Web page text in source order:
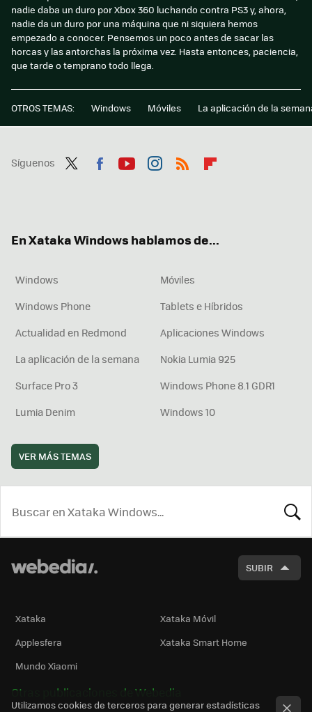
nadie daba un duro por Xbox 360 luchando contra PS3 y, ahora,
nadie da un duro por una máquina que ni siquiera hemos
empezado a conocer. Pensemos un poco antes de sacar las
horcas y las antorchas la próxima vez. Hasta entonces, paciencia,
que tarde o temprano todo llega.
OTROS TEMAS: Windows Móviles La aplicación de la
Síguenos
En Xataka Windows hablamos de...
Windows
Móviles
Windows Phone
Tablets e Híbridos
Actualidad en Redmond
Aplicaciones Windows
La aplicación de la semana
Nokia Lumia 925
Surface Pro 3
Windows Phone 8.1 GDR1
Lumia Denim
Windows 10
VER MÁS TEMAS
SUBIR
Xataka
Xataka Móvil
Applesfera
Xataka Smart Home
Mundo Xiaomi
Otras publicaciones de Webedia
Utilizamos cookies de terceros para generar estadísticas